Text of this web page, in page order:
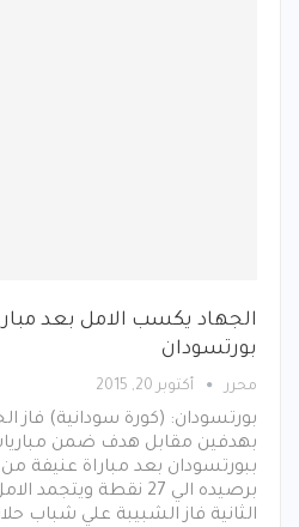
الجهاد يكسب الامل بعد
بورتسودان
محرر أكتوبر 20, 2015
بورتسودان: (كورة سودانية) فاز
بهدفين مقابل هدف ضمن
ببورتسودان بعد مباراة عنيفة من
الثانية فاز الشبيبة علي شباب